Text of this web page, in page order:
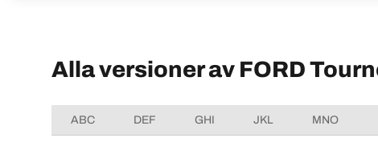
Alla versioner av FORD
ABC DEF GHI JKL MNO